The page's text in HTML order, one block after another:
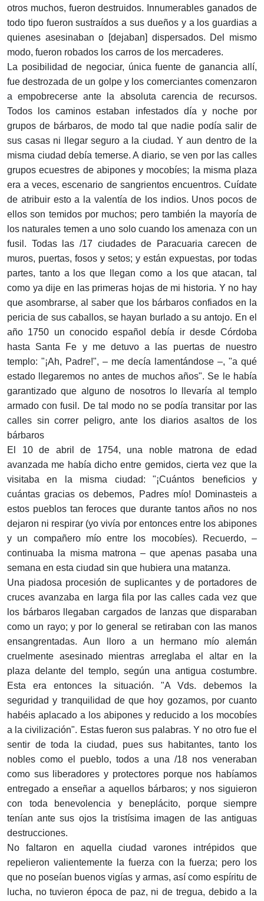
otros muchos, fueron destruidos. Innumerables ganados de
todo tipo fueron sustraídos a sus dueños y a los guardias a
quienes asesinaban o [dejaban] dispersados. Del mismo
modo, fueron robados los carros de los mercaderes.
La posibilidad de negociar, única fuente de ganancia allí,
fue destrozada de un golpe y los comerciantes comenzaron
a empobrecerse ante la absoluta carencia de recursos.
Todos los caminos estaban infestados día y noche por
grupos de bárbaros, de modo tal que nadie podía salir de
sus casas ni llegar seguro a la ciudad. Y aun dentro de la
misma ciudad debía temerse. A diario, se ven por las calles
grupos ecuestres de abipones y mocobíes; la misma plaza
era a veces, escenario de sangrientos encuentros. Cuídate
de atribuir esto a la valentía de los indios. Unos pocos de
ellos son temidos por muchos; pero también la mayoría de
los naturales temen a uno solo cuando los amenaza con un
fusil. Todas las /17 ciudades de Paracuaria carecen de
muros, puertas, fosos y setos; y están expuestas, por todas
partes, tanto a los que llegan como a los que atacan, tal
como ya dije en las primeras hojas de mi historia. Y no hay
que asombrarse, al saber que los bárbaros confiados en la
pericia de sus caballos, se hayan burlado a su antojo. En el
año 1750 un conocido español debía ir desde Córdoba
hasta Santa Fe y me detuvo a las puertas de nuestro
templo: "¡Ah, Padre!", – me decía lamentándose –, "a qué
estado llegaremos no antes de muchos años". Se le había
garantizado que alguno de nosotros lo llevaría al templo
armado con fusil. De tal modo no se podía transitar por las
calles sin correr peligro, ante los diarios asaltos de los
bárbaros
El 10 de abril de 1754, una noble matrona de edad
avanzada me había dicho entre gemidos, cierta vez que la
visitaba en la misma ciudad: "¡Cuántos beneficios y
cuántas gracias os debemos, Padres mío! Dominasteis a
estos pueblos tan feroces que durante tantos años no nos
dejaron ni respirar (yo vivía por entonces entre los abipones
y un compañero mío entre los mocobíes). Recuerdo, –
continuaba la misma matrona – que apenas pasaba una
semana en esta ciudad sin que hubiera una matanza.
Una piadosa procesión de suplicantes y de portadores de
cruces avanzaba en larga fila por las calles cada vez que
los bárbaros llegaban cargados de lanzas que disparaban
como un rayo; y por lo general se retiraban con las manos
ensangrentadas. Aun lloro a un hermano mío alemán
cruelmente asesinado mientras arreglaba el altar en la
plaza delante del templo, según una antigua costumbre.
Esta era entonces la situación. "A Vds. debemos la
seguridad y tranquilidad de que hoy gozamos, por cuanto
habéis aplacado a los abipones y reducido a los mocobíes
a la civilización". Estas fueron sus palabras. Y no otro fue el
sentir de toda la ciudad, pues sus habitantes, tanto los
nobles como el pueblo, todos a una /18 nos veneraban
como sus liberadores y protectores porque nos habíamos
entregado a enseñar a aquellos bárbaros; y nos siguieron
con toda benevolencia y beneplácito, porque siempre
tenían ante sus ojos la tristísima imagen de las antiguas
destrucciones.
No faltaron en aquella ciudad varones intrépidos que
repelieron valientemente la fuerza con la fuerza; pero los
que no poseían buenos vigías y armas, así como espíritu de
lucha, no tuvieron época de paz, ni de tregua, debido a la